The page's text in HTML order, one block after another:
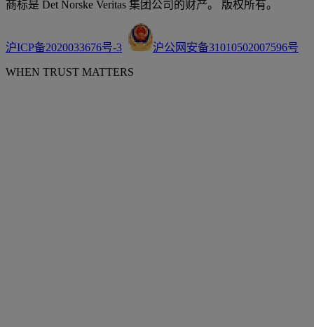
商标是 Det Norske Veritas 集团公司的财产。 版权所有。
沪ICP备2020033676号-3 沪公网安备31010502007596号
WHEN TRUST MATTERS